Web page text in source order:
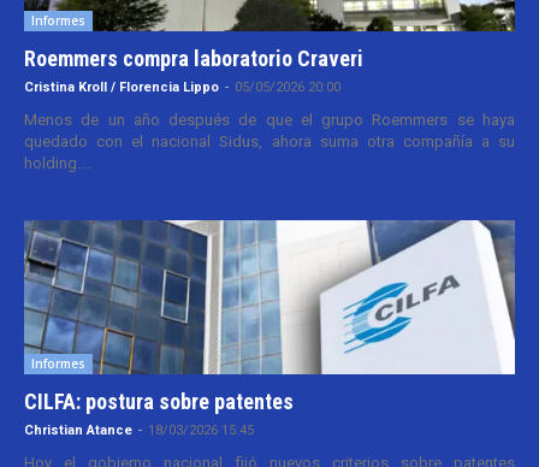
Informes
Roemmers compra laboratorio Craveri
Cristina Kroll / Florencia Lippo - 05/05/2026 20:00
Menos de un año después de que el grupo Roemmers se haya
quedado con el nacional Sidus, ahora suma otra compañía a su
holding....
Informes
CILFA: postura sobre patentes
Christian Atance - 18/03/2026 15:45
Hoy el gobierno nacional fijó nuevos criterios sobre patentes